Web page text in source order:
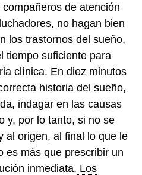
de atención
no hagan bien
los trastornos del sueño,
tiempo suficiente para
clínica. En diez minutos
historia del sueño,
indagar en las causas
y, por lo tanto, si no se
al origen, al final lo que le
es más que prescribir un
inmediata. Los